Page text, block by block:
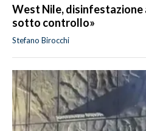
West Nile, disinfestazione
sotto controllo»
Stefano Birocchi